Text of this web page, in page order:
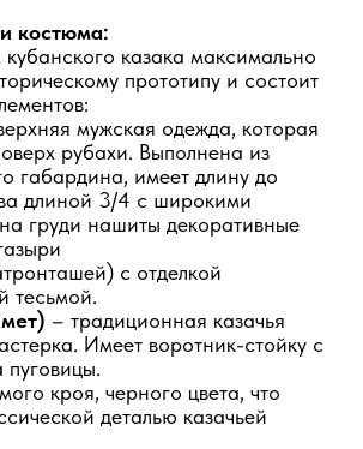
костюма:
казака максимально
прототипу и состоит
мужская одежда, которая
рубахи. Выполнена из
габардина, имеет длину до
длиной 3/4 с широкими
груди нашиты декоративные
с отделкой
тесьмой.
– традиционная казачья
Имеет воротник-стойку с
пуговицы.
кроя, черного цвета, что
деталью казачьей